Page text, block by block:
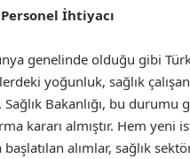
İhtiyacı
genelinde olduğu gibi
yoğunluk, sağlık
Bakanlığı, bu durumu
kararı almıştır. Hem
başlatılan alımlar, sağlık